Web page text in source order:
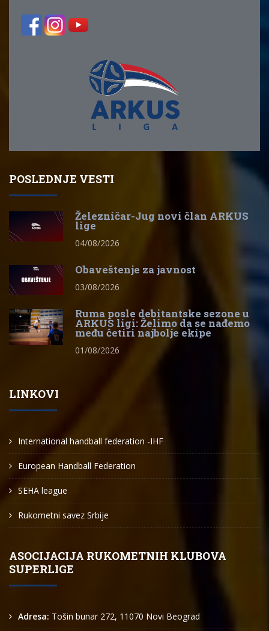
POSLEDNJE VESTI
Železničar-Jug novi član ARKUS
lige
04/08/2026
Obaveštenje za javnost
03/08/2026
Ruma posle debitantske sezone u
ARKUS ligi: Želimo da se nađemo
među četiri najbolje ekipe
01/08/2026
LINKOVI
International handball federation -IHF
European Handball Federation
SEHA league
Rukometni savez Srbije
ASOCIJACIJA RUKOMETNIH KLUBOVA
SUPERLIGE
Adresa: Tošin bunar 272, 11070 Novi Beograd